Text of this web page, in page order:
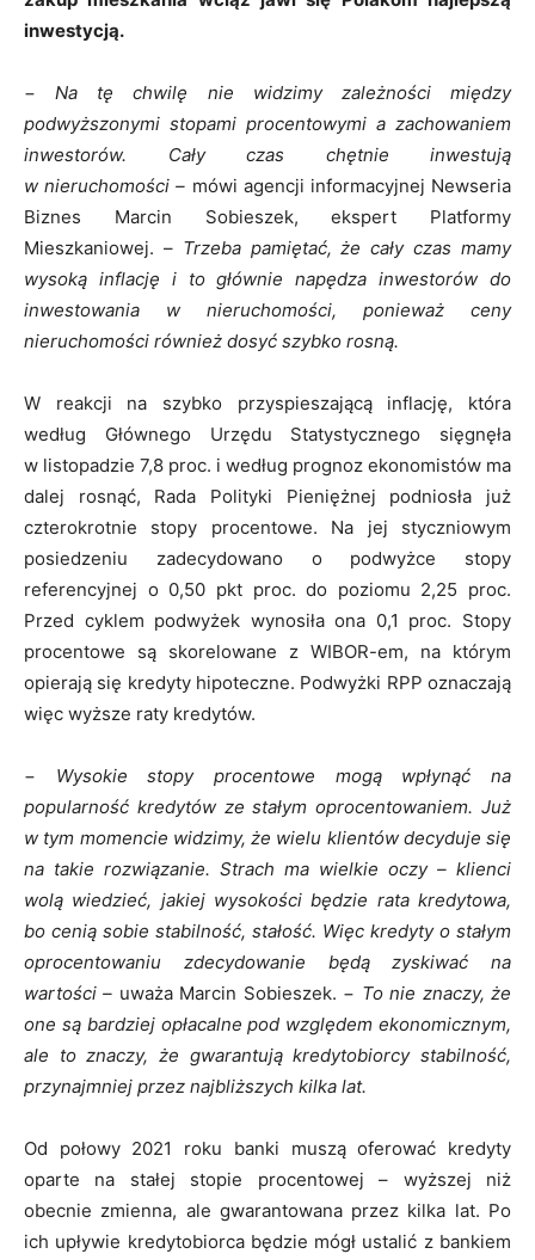
inwestycją.
− Na tę chwilę nie widzimy zależności między
podwyższonymi stopami procentowymi a zachowaniem
inwestorów. Cały czas chętnie inwestują
w nieruchomości – mówi agencji informacyjnej Newseria
Biznes Marcin Sobieszek, ekspert Platformy
Mieszkaniowej. – Trzeba pamiętać, że cały czas mamy
wysoką inflację i to głównie napędza inwestorów do
inwestowania w nieruchomości, ponieważ ceny
nieruchomości również dosyć szybko rosną.
W reakcji na szybko przyspieszającą inflację, która
według Głównego Urzędu Statystycznego sięgnęła
w listopadzie 7,8 proc. i według prognoz ekonomistów ma
dalej rosnąć, Rada Polityki Pieniężnej podniosła już
czterokrotnie stopy procentowe. Na jej styczniowym
posiedzeniu zadecydowano o podwyżce stopy
referencyjnej o 0,50 pkt proc. do poziomu 2,25 proc.
Przed cyklem podwyżek wynosiła ona 0,1 proc. Stopy
procentowe są skorelowane z WIBOR-em, na którym
opierają się kredyty hipoteczne. Podwyżki RPP oznaczają
więc wyższe raty kredytów.
− Wysokie stopy procentowe mogą wpłynąć na
popularność kredytów ze stałym oprocentowaniem. Już
w tym momencie widzimy, że wielu klientów decyduje się
na takie rozwiązanie. Strach ma wielkie oczy – klienci
wolą wiedzieć, jakiej wysokości będzie rata kredytowa,
bo cenią sobie stabilność, stałość. Więc kredyty o stałym
oprocentowaniu zdecydowanie będą zyskiwać na
wartości – uważa Marcin Sobieszek. − To nie znaczy, że
one są bardziej opłacalne pod względem ekonomicznym,
ale to znaczy, że gwarantują kredytobiorcy stabilność,
przynajmniej przez najbliższych kilka lat.
Od połowy 2021 roku banki muszą oferować kredyty
oparte na stałej stopie procentowej – wyższej niż
obecnie zmienna, ale gwarantowana przez kilka lat. Po
ich upływie kredytobiorca będzie mógł ustalić z bankiem